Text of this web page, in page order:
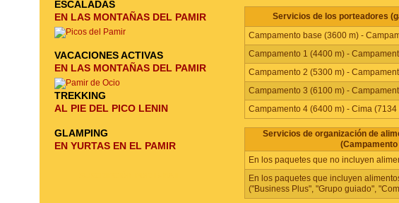
Servicios de los porteadores
Campamento base (3600 m) -
Campamento 1 (4400 m) -
Campamento 2 (5300 m) -
Campamento 3 (6100 m) -
Campamento 4 (6400 m) - Cima (7134
Servicios de organización de
En los paquetes que no incluyen
En los paquetes que incluyen
("Business Plus", "Grupo guiado",
ESCALADAS
EN LAS MONTAÑAS DEL PAMIR
VACACIONES ACTIVAS
EN LAS MONTAÑAS DEL PAMIR
TREKKING
AL PIE DEL PICO LENIN
GLAMPING
EN YURTAS EN EL PAMIR